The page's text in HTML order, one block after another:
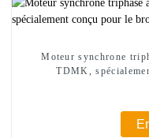
Moteur synchrone
TDMK,